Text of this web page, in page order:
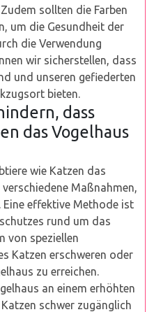
sollten die Farben
um die Gesundheit der
die Verwendung
wir sicherstellen, dass
und unseren gefiederten
bieten.
dass
das Vogelhaus
wie Katzen das
Maßnahmen,
effektive Methode ist
rund um das
von speziellen
Katzen erschweren oder
zu erreichen.
an einem erhöhten
schwer zugänglich